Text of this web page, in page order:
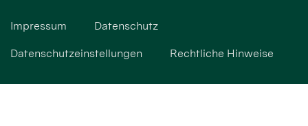
Impressum Datenschutz
Datenschutzeinstellungen Rechtliche Hinweise